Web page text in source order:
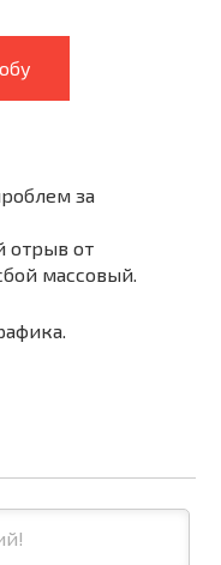
за
отрыв от
массовый.